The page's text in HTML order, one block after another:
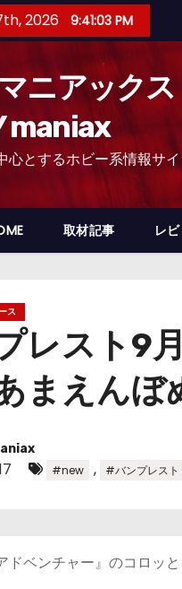
2026 9:41:04 PM
ニアックス
maniax
心とするホビー系情報サイ
取材記事 レ
ス
レスト9
まえんぼ
#new , #バンプレスト
ドベンチャー』のコロッ